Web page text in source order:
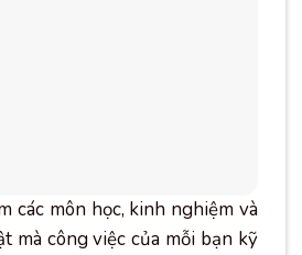
các môn học, kinh nghiệm và
mà công việc của mỗi bạn kỹ